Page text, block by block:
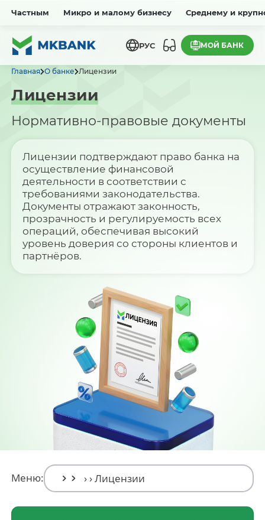
Частным Микро и малому бизнесу Среднему и
РУС МОЙ БАНК
Главная О банке Лицензии
Лицензии
Нормативно-правовые документы
Лицензии подтверждают право банка на
осуществление финансовой
деятельности в соответствии с
требованиями законодательства.
Документы отражают законность,
прозрачность и регулируемость всех
операций, обеспечивая высокий
уровень доверия со стороны клиентов и
партнёров.
Меню: